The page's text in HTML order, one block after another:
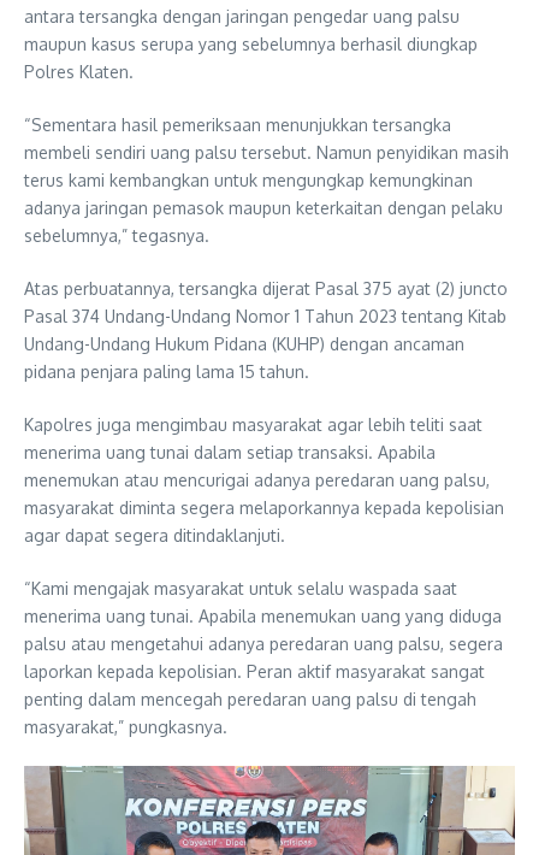
antara tersangka dengan jaringan pengedar uang palsu
maupun kasus serupa yang sebelumnya berhasil diungkap
Polres Klaten.
“Sementara hasil pemeriksaan menunjukkan tersangka
membeli sendiri uang palsu tersebut. Namun penyidikan masih
terus kami kembangkan untuk mengungkap kemungkinan
adanya jaringan pemasok maupun keterkaitan dengan pelaku
sebelumnya,” tegasnya.
Atas perbuatannya, tersangka dijerat Pasal 375 ayat (2) juncto
Pasal 374 Undang-Undang Nomor 1 Tahun 2023 tentang Kitab
Undang-Undang Hukum Pidana (KUHP) dengan ancaman
pidana penjara paling lama 15 tahun.
Kapolres juga mengimbau masyarakat agar lebih teliti saat
menerima uang tunai dalam setiap transaksi. Apabila
menemukan atau mencurigai adanya peredaran uang palsu,
masyarakat diminta segera melaporkannya kepada kepolisian
agar dapat segera ditindaklanjuti.
“Kami mengajak masyarakat untuk selalu waspada saat
menerima uang tunai. Apabila menemukan uang yang diduga
palsu atau mengetahui adanya peredaran uang palsu, segera
laporkan kepada kepolisian. Peran aktif masyarakat sangat
penting dalam mencegah peredaran uang palsu di tengah
masyarakat,” pungkasnya.